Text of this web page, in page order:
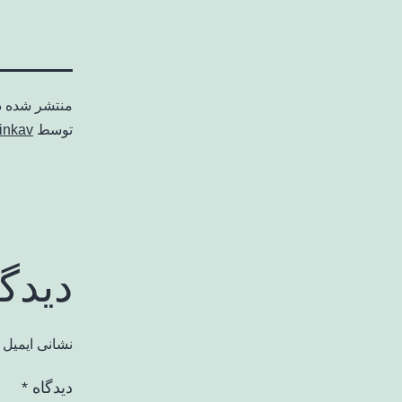
منتشر شده
توسط
نشانی
دیدگاه *